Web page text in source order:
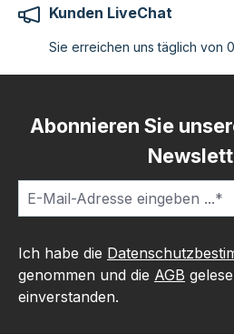
Kunden LiveChat
Sie erreichen uns täglich von
Abonnieren Sie
Ich habe die
genommen und die AGB
einverstanden.